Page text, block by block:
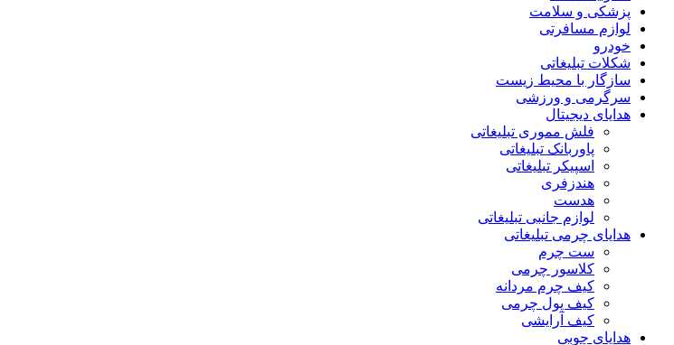
پزشکی و سلامت
لوازم مسافرتی
خودرو
شکلات تبلیغاتی
سازگار با محیط زیست
سرگرمی و ورزشی
هدایای دیجیتال
فلش مموری تبلیغاتی
پاوربانک تبلیغاتی
اسپیکر تبلیغاتی
هندزفری
هدست
لوازم جانبی تبلیغاتی
هدایای چرمی تبلیغاتی
ست چرم
کلاسور چرمی
کیف چرم مردانه
کیف پول چرمی
کیف آرایشی
هدایای چوبی